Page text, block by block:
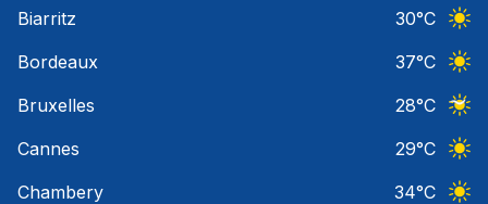
Biarritz
30°C
Bordeaux
37°C
Bruxelles
28°C
Cannes
29°C
Chambery
34°C